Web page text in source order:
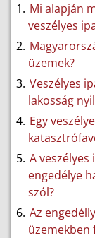
Mi alapján
veszélyes
üzemek?
Veszélyes
lakosság
Egy
A
engedélye
szól?
Az
üzemekben